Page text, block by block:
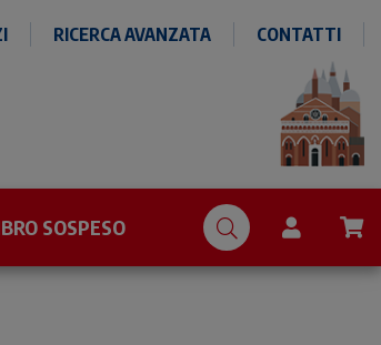
RICERCA AVANZATA CONTATTI
SOSPESO